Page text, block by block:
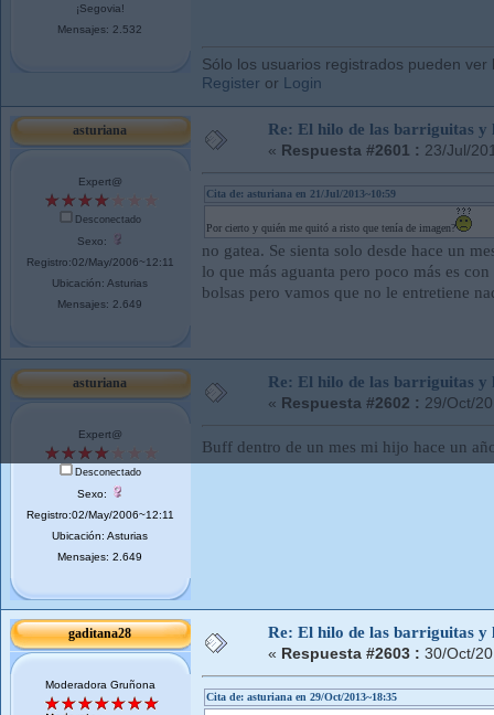
¡Segovia!
Mensajes: 2.532
Sólo los usuarios registrados pueden ver
Register or Login
asturiana
Expert@
Desconectado
Sexo:
Registro:02/May/2006~12:11
Ubicación: Asturias
Mensajes: 2.649
Re: El hilo de las barriguitas y
« Respuesta #2601 : 23/Jul/
Cita de: asturiana en 21/Jul/2013~10:59
Por cierto y quién me quitó a risto que tenía de imagen?
no gatea. Se sienta solo desde hace un
lo que más aguanta pero poco más es
bolsas pero vamos que no le entretiene
asturiana
Expert@
Desconectado
Sexo:
Registro:02/May/2006~12:11
Ubicación: Asturias
Mensajes: 2.649
Re: El hilo de las barriguitas y
« Respuesta #2602 : 29/Oct/
Buff dentro de un mes mi hijo hace un
gaditana28
Moderadora Gruñona
Re: El hilo de las barriguitas y
« Respuesta #2603 : 30/Oct/
Cita de: asturiana en 29/Oct/2013~18:35